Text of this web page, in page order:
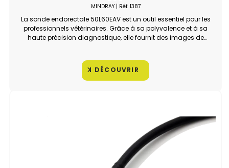
MINDRAY| Réf. 1387
La sonde endorectale 50L60EAV est un outil essentiel pour les
professionnels vétérinaires. Grâce à sa polyvalence et à sa
haute précision diagnostique, elle fournit des images de
DÉCOUVRIR